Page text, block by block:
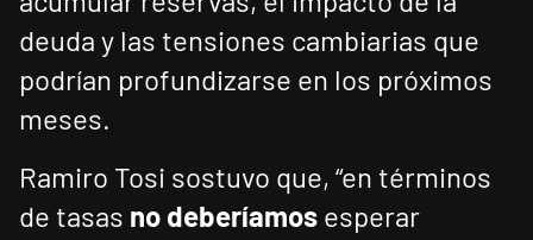
deuda y las tensiones cambiarias que
podrían profundizarse en los próximos
meses.
Ramiro Tosi sostuvo que, “en términos
de tasas no deberíamos esperar